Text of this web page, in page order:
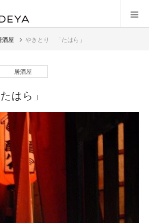
酒屋 やきとり 「たはら」
居酒屋
はら」